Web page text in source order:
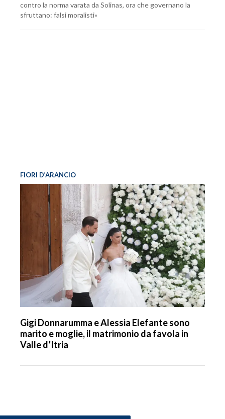
contro la norma varata da Solinas, ora che governano la
sfruttano: falsi moralisti»
FIORI D’ARANCIO
Gigi Donnarumma e Alessia Elefante sono
marito e moglie, il matrimonio da favola in
Valle d’Itria